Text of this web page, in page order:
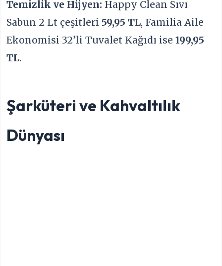
Temizlik ve Hijyen: Happy Clean Sıvı
Sabun 2 Lt çeşitleri 59,95 TL, Familia Aile
Ekonomisi 32’li Tuvalet Kağıdı ise199,95
TL.
Şarküteri ve Kahvaltılık
Dünyası